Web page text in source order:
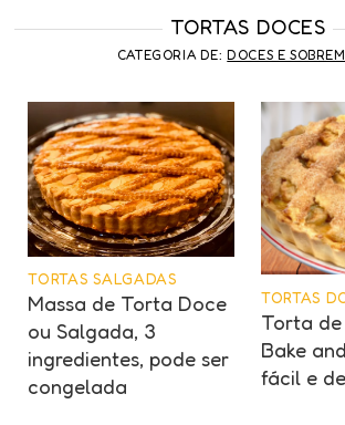
TORTAS DOCES
CATEGORIA DE:DOCES E
TORTAS SALGADAS
Massa de Torta Doce
ou Salgada, 3
ingredientes, pode ser
congelada
TORTAS
Torta
Bake
fácil e